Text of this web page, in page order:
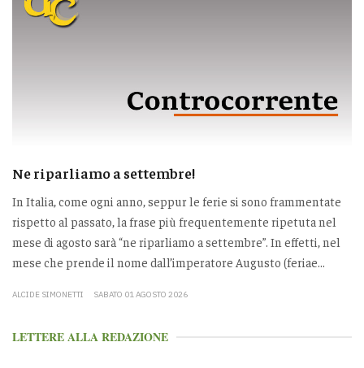
Ne riparliamo a settembre!
In Italia, come ogni anno, seppur le ferie si sono frammentate
rispetto al passato, la frase più frequentemente ripetuta nel
mese di agosto sarà “ne riparliamo a settembre”. In effetti, nel
mese che prende il nome dall’imperatore Augusto (feriae...
ALCIDE SIMONETTI SABATO 01 AGOSTO 2026
LETTERE ALLA REDAZIONE